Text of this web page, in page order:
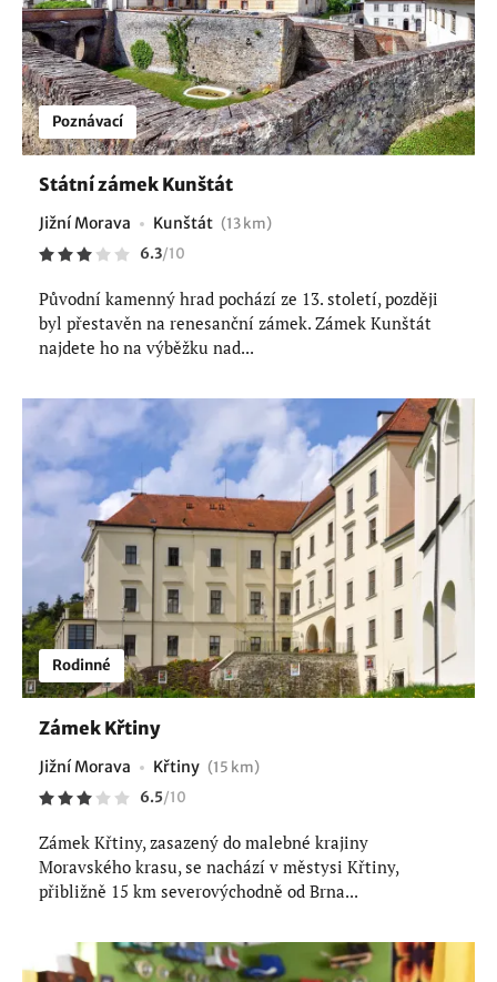
Poznávací
Státní zámek Kunštát
Jižní Morava Kunštát (13 km)
6.3/10
Původní kamenný hrad pochází ze 13. století, později
byl přestavěn na renesanční zámek. Zámek Kunštát
najdete ho na výběžku nad...
Rodinné
Zámek Křtiny
Jižní Morava Křtiny (15 km)
6.5/10
Zámek Křtiny, zasazený do malebné krajiny
Moravského krasu, se nachází v městysi Křtiny,
přibližně 15 km severovýchodně od Brna...